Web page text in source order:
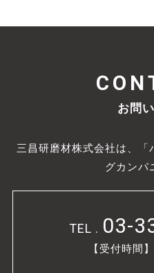
お問
三昌研磨材株式会社は、「
グカンパ
TEL . 03-
【受付時間